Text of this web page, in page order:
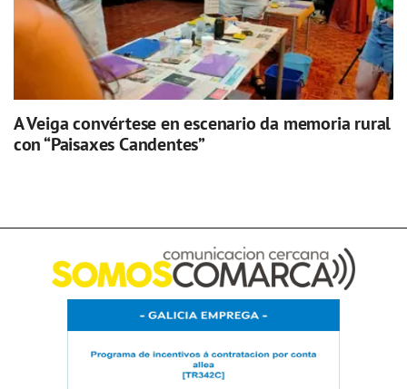
A Veiga convértese en escenario da memoria rural
con “Paisaxes Candentes”